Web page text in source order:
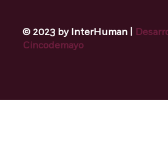
© 2023 by InterHuman |
Cincodemayo